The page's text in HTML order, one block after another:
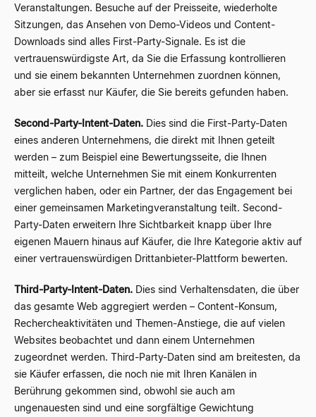
Veranstaltungen. Besuche auf der Preisseite, wiederholte
Sitzungen, das Ansehen von Demo-Videos und Content-
Downloads sind alles First-Party-Signale. Es ist die
vertrauenswürdigste Art, da Sie die Erfassung kontrollieren
und sie einem bekannten Unternehmen zuordnen können,
aber sie erfasst nur Käufer, die Sie bereits gefunden haben.
Second-Party-Intent-Daten. Dies sind die First-Party-Daten
eines anderen Unternehmens, die direkt mit Ihnen geteilt
werden – zum Beispiel eine Bewertungsseite, die Ihnen
mitteilt, welche Unternehmen Sie mit einem Konkurrenten
verglichen haben, oder ein Partner, der das Engagement bei
einer gemeinsamen Marketingveranstaltung teilt. Second-
Party-Daten erweitern Ihre Sichtbarkeit knapp über Ihre
eigenen Mauern hinaus auf Käufer, die Ihre Kategorie aktiv auf
einer vertrauenswürdigen Drittanbieter-Plattform bewerten.
Third-Party-Intent-Daten. Dies sind Verhaltensdaten, die über
das gesamte Web aggregiert werden – Content-Konsum,
Rechercheaktivitäten und Themen-Anstiege, die auf vielen
Websites beobachtet und dann einem Unternehmen
zugeordnet werden. Third-Party-Daten sind am breitesten, da
sie Käufer erfassen, die noch nie mit Ihren Kanälen in
Berührung gekommen sind, obwohl sie auch am
ungenauesten sind und eine sorgfältige Gewichtung